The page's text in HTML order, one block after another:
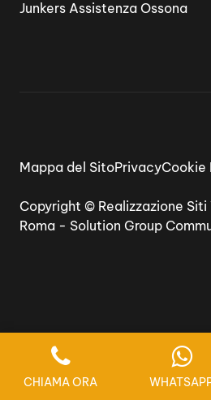
Junkers Assistenza Ossona
Copyright © Realizzazione Siti
Roma - Solution Group
Mappa del SitoPrivacyCookie
CHIAMA ORA